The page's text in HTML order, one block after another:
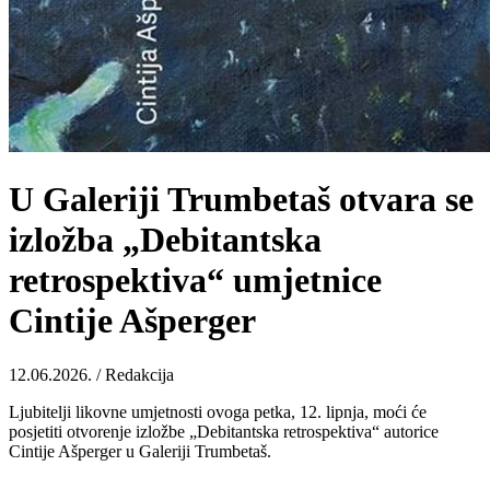
U Galeriji Trumbetaš otvara se
izložba „Debitantska
retrospektiva“ umjetnice
Cintije Ašperger
12.06.2026. / Redakcija
Ljubitelji likovne umjetnosti ovoga petka, 12. lipnja, moći će
posjetiti otvorenje izložbe „Debitantska retrospektiva“ autorice
Cintije Ašperger u Galeriji Trumbetaš.